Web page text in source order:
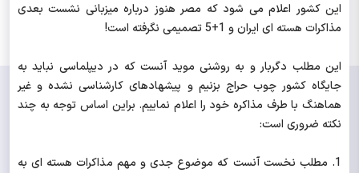
این کشور اعلام می شود که مصر هنوز درباره میزبانی نشست بعدی
مذاکرات هسته ای ایران و 1+5 تصمیمی نگرفته است!
این مطلب دگربار و به روشنی موید آنست که در دیپلماسی نباید به
جایگاه کشور چوب حراج بزنیم و پیشهادهای کارشناسی نشده و غیر
هماهنگ با طرف مذاکره خود را اعلام نماییم. براین اساس توجه به چند
نکته ضروری است:
1. مطلب نخست آنست که موضوع جدی و مهم مذاکرات هسته ای به